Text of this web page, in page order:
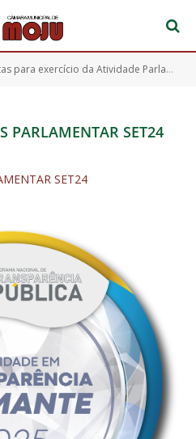
exercício da Atividade Parlamentar/Verba Indenizatória – 2024
PARLAMENTAR SET24
SET24